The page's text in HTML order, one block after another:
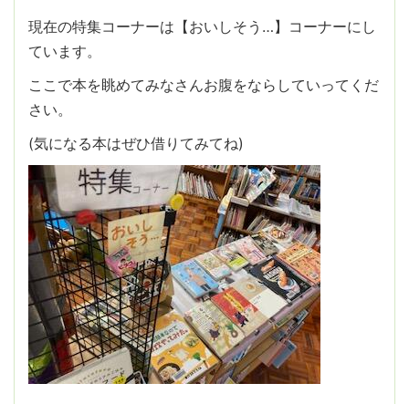
現在の特集コーナーは【おいしそう…】コーナーにし
ています。
ここで本を眺めてみなさんお腹をならしていってくだ
さい。
(気になる本はぜひ借りてみてね)